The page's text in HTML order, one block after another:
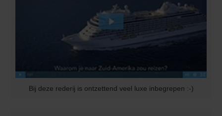
Bij deze rederij is ontzettend veel luxe inbegrepen :-)